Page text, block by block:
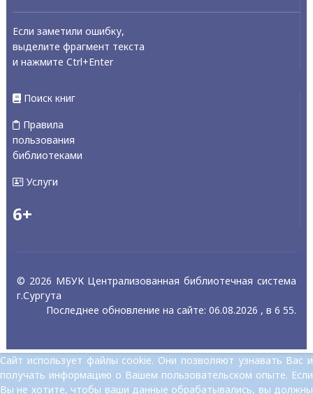
Если заметили ошибку,
выделите фрагмент текста
и нажмите Ctrl+Enter
Поиск книг
Правила
пользования
библиотеками
Услуги
6+
© 2026 МБУК Централизованная библиотечная система
г.Сургута
Последнее обновление на сайте: 06.08.2026 , в 6 55.
Сайт использует файлы cookie. Они позволяют узнавать Вас и
получать информацию о Вашем пользовательском опыте. Если
Вы не хотите, чтобы ваши данные обрабатывались, вы должны